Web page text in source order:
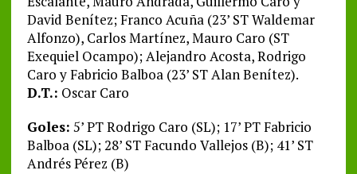
David Benítez; Franco Acuña (23’ ST Waldemar
Alfonzo), Carlos Martínez, Mauro Caro (ST
Exequiel Ocampo); Alejandro Acosta, Rodrigo
Caro y Fabricio Balboa (23’ ST Alan Benítez).
D.T.: Oscar Caro
Goles: 5’ PT Rodrigo Caro (SL); 17’ PT Fabricio
Balboa (SL); 28’ ST Facundo Vallejos (B); 41’ ST
Andrés Pérez (B)